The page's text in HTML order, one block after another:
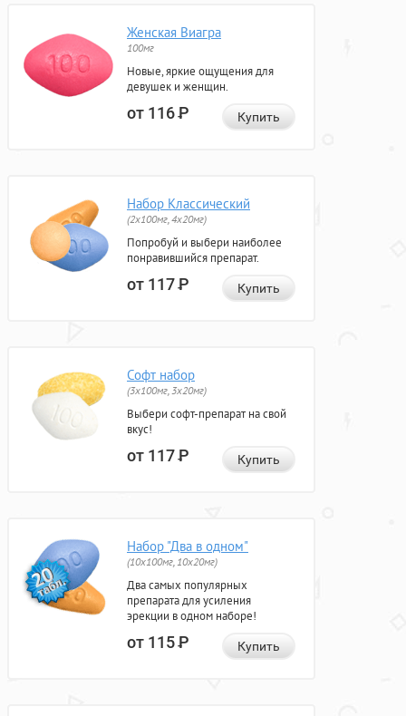
Женская Виагра
100мг
Новые, яркие ощущения для
девушек и женщин.
от 116Р Купить
Набор Классический
(2x100мг, 4x20мг)
Попробуй и выбери наиболее
понравившийся препарат.
от 117Р Купить
Софт набор
(3x100мг, 3x20мг)
Выбери софт-препарат на свой
вкус!
от 117Р Купить
Набор "Два в одном"
(10x100мг, 10x20мг)
Два самых популярных
препарата для усиления
эрекции в одном наборе!
от 115Р Купить